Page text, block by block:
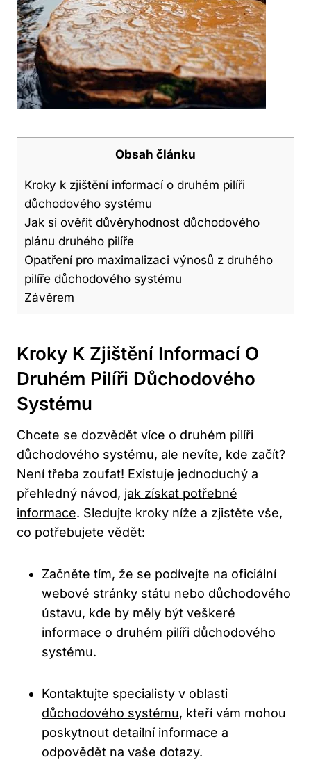
Obsah článku
Kroky k zjištění informací o druhém pilíři
důchodového systému
Jak si ověřit důvěryhodnost důchodového
plánu druhého pilíře
Opatření pro maximalizaci výnosů z druhého
pilíře důchodového systému
Závěrem
Kroky K Zjištění Informací O
Druhém Pilíři Důchodového
Systému
Chcete se dozvědět více o druhém pilíři
důchodového systému, ale nevíte, kde začít?
Není třeba zoufat! Existuje jednoduchý a
přehledný návod, jak získat potřebné
informace. Sledujte kroky níže a zjistěte vše,
co potřebujete vědět:
Začněte tím, že se podívejte na oficiální
webové stránky státu nebo důchodového
ústavu, kde by měly být veškeré
informace o druhém pilíři důchodového
systému.
Kontaktujte specialisty v oblasti
důchodového systému, kteří vám mohou
poskytnout detailní informace a
odpovědět na vaše dotazy.